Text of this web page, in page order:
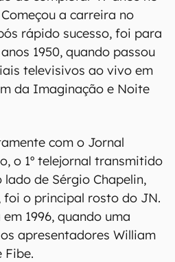
a carreira no
rápido sucesso, foi para
1950, quando passou
televisivos ao vivo em
da Imaginação e Noite
com o Jornal
o 1º telejornal transmitido
de Sérgio Chapelin,
foi o principal rosto do JN.
1996, quando uma
apresentadores William
Fibe.